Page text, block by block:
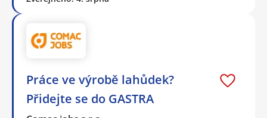
Práce ve výrobě lahůdek?
Přidejte se do GASTRA